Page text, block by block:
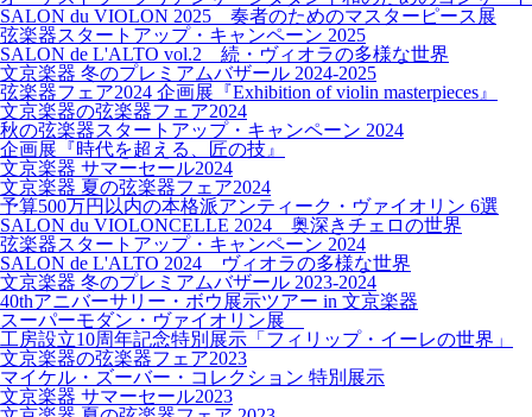
SALON du VIOLON 2025 奏者のためのマスターピース展
弦楽器スタートアップ・キャンペーン 2025
SALON de L'ALTO vol.2 続・ヴィオラの多様な世界
文京楽器 冬のプレミアムバザール 2024-2025
弦楽器フェア2024 企画展『Exhibition of violin masterpieces』
文京楽器の弦楽器フェア2024
秋の弦楽器スタートアップ・キャンペーン 2024
企画展『時代を超える、匠の技』
文京楽器 サマーセール2024
文京楽器 夏の弦楽器フェア2024
予算500万円以内の本格派アンティーク・ヴァイオリン 6選
SALON du VIOLONCELLE 2024 奥深きチェロの世界
弦楽器スタートアップ・キャンペーン 2024
SALON de L'ALTO 2024 ヴィオラの多様な世界
文京楽器 冬のプレミアムバザール 2023-2024
40thアニバーサリー・ボウ展示ツアー in 文京楽器
スーパーモダン・ヴァイオリン展
工房設立10周年記念特別展示「フィリップ・イーレの世界」
文京楽器の弦楽器フェア2023
マイケル・ズーバー・コレクション 特別展示
文京楽器 サマーセール2023